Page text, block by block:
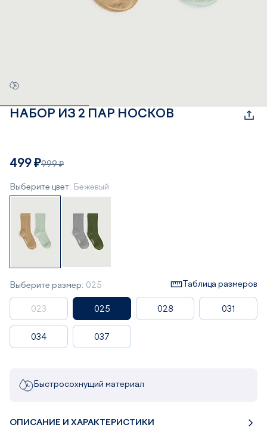
НАБОР ИЗ 2 ПАР НОСКОВ
499 ₽999 ₽
Выберите цвет: Бежевый
Выберите размер: 025 Таблица размеров
023 025 028 031
034 037
Быстросохнущий материал
ОПИСАНИЕ И ХАРАКТЕРИСТИКИ